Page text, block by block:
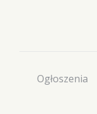
Ogłoszenia